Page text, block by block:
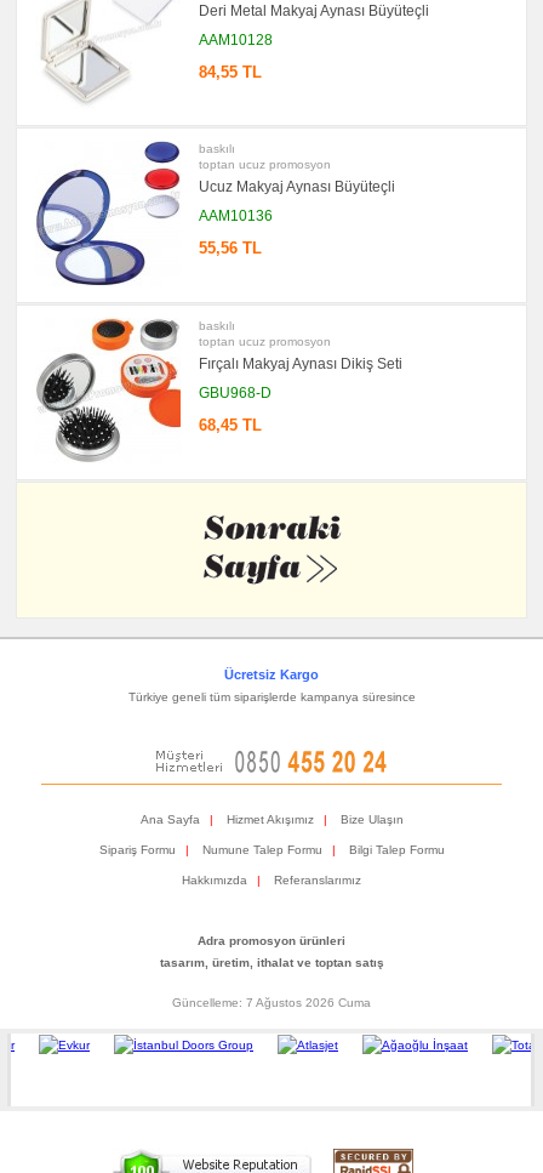
Deri Metal Makyaj Aynası Büyüteçli
AAM10128
84,55 TL
baskılı
toptan ucuz promosyon
Ucuz Makyaj Aynası Büyüteçli
AAM10136
55,56 TL
baskılı
toptan ucuz promosyon
Fırçalı Makyaj Aynası Dikiş Seti
GBU968-D
68,45 TL
Ücretsiz Kargo
Türkiye geneli tüm siparişlerde kampanya süresince
Ana Sayfa | Hizmet Akışımız | Bize Ulaşın
Sipariş Formu | Numune Talep Formu | Bilgi Talep Formu
Hakkımızda | Referanslarımız
Adra promosyon ürünleri
tasarım, üretim, ithalat ve toptan satış
Güncelleme: 7 Ağustos 2026 Cuma